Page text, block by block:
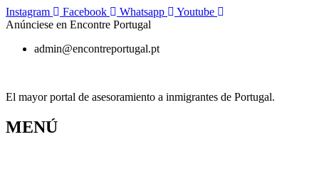
Ir
al
Instagram Facebook Whatsapp
Youtube
Anúnciese en Encontre Portugal
admin@encontreportugal.pt
El mayor portal de asesoramiento a inmigrantes de Portugal.
MENÚ